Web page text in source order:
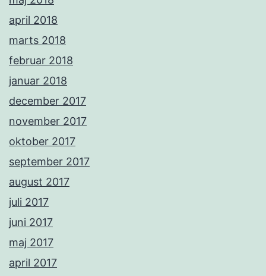
april 2018
marts 2018
februar 2018
januar 2018
december 2017
november 2017
oktober 2017
september 2017
august 2017
juli 2017
juni 2017
maj 2017
april 2017